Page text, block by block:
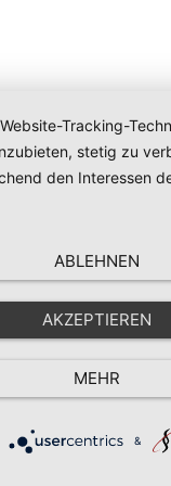
Tracking-
stetig zu
den Interessen
ABLEHNEN
AKZEPTIEREN
MEHR
&